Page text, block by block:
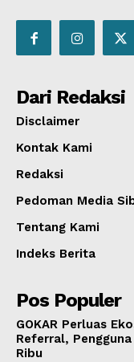
Dari Redaksi
Disclaimer
Kontak Kami
Redaksi
Pedoman Media
Tentang Kami
Indeks Berita
Pos Populer
GOKAR Perluas
Referral,
Ribu